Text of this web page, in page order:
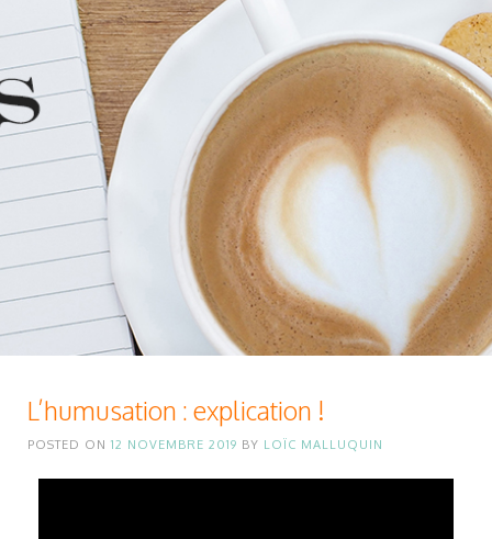
L’humusation : explication !
POSTED ON 12 NOVEMBRE 2019 BY LOÏC MALLUQUIN